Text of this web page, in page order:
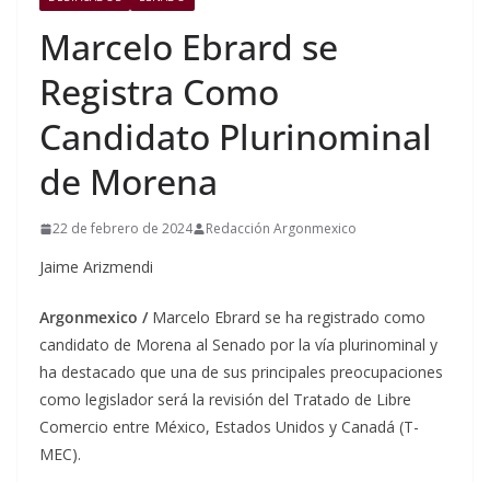
Marcelo Ebrard se
Registra Como
Candidato Plurinominal
de Morena
22 de febrero de 2024 Redacción Argonmexico
Jaime Arizmendi
Argonmexico / Marcelo Ebrard se ha registrado como
candidato de Morena al Senado por la vía plurinominal y
ha destacado que una de sus principales preocupaciones
como legislador será la revisión del Tratado de Libre
Comercio entre México, Estados Unidos y Canadá (T-
MEC).